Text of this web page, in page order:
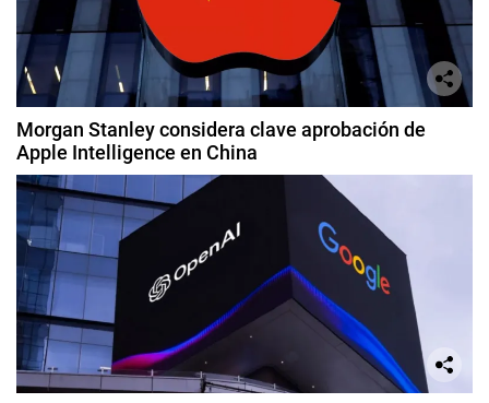
Morgan Stanley considera clave aprobación de
Apple Intelligence en China